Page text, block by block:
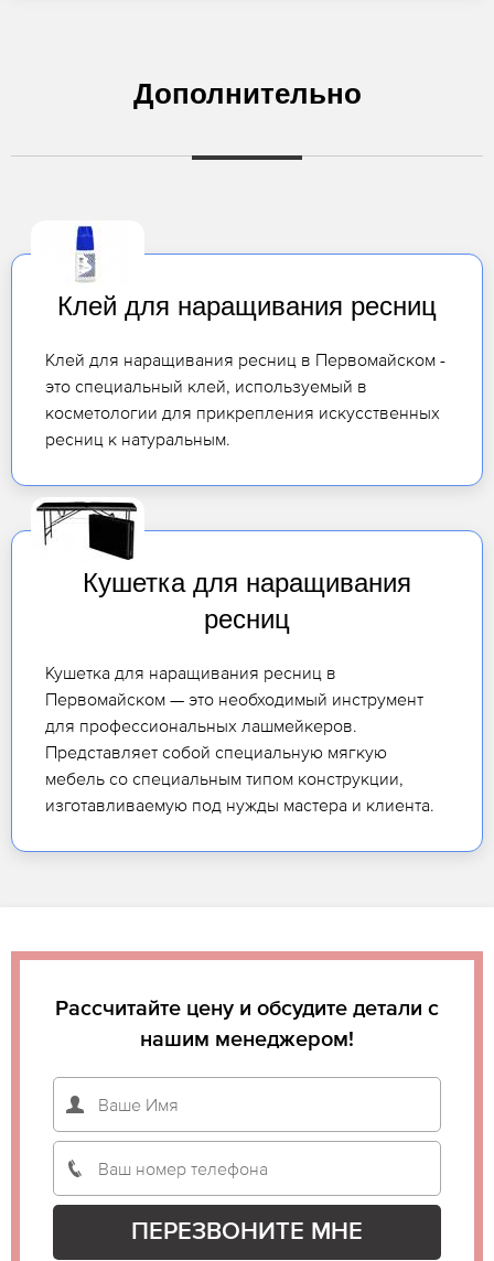
Дополнительно
Клей для наращивания ресниц
Клей для наращивания ресниц в Первомайском -
это специальный клей, используемый в
косметологии для прикрепления искусственных
ресниц к натуральным.
Кушетка для наращивания
ресниц
Кушетка для наращивания ресниц в
Первомайском — это необходимый инструмент
для профессиональных лашмейкеров.
Представляет собой специальную мягкую
мебель со специальным типом конструкции,
изготавливаемую под нужды мастера и клиента.
Рассчитайте цену и обсудите детали с
нашим менеджером!